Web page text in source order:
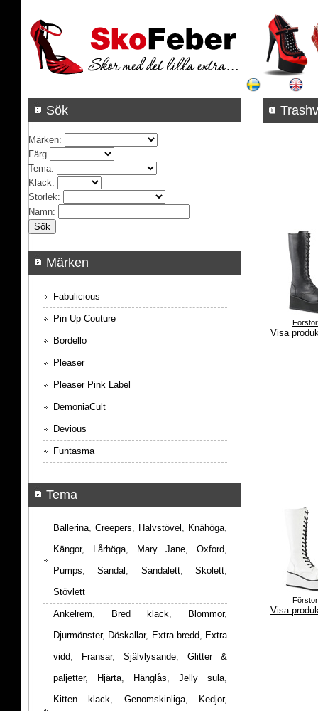
Visa
Visa
Sök
Märken:
Färg
Tema:
Klack:
Storlek:
Namn:
Märken
Fabulicious
Pin Up Couture
Bordello
Pleaser
Pleaser Pink Label
DemoniaCult
Devious
Funtasma
Tema
Ballerina, Creepers, Halvstövel , Knähöga,
Kängor, Lårhöga, Mary Jane, Oxford,
Pumps,Sandal , Sandalett,Skolett,
Stövlett
Ankelrem, Bred klack, Blommor,
Djurmönster, Döskallar, Extra bredd, Extra
vidd, Fransar, Självlysande, Glitter &
paljetter, Hjärta, Hänglås, Jelly sula,
Kitten klack, Genomskinliga, Kedjor,